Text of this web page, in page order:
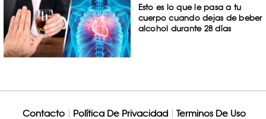
Esto es lo que le pasa a tu
cuerpo cuando dejas de beber
alcohol durante 28 días
Contacto Política De Privacidad Terminos De Uso